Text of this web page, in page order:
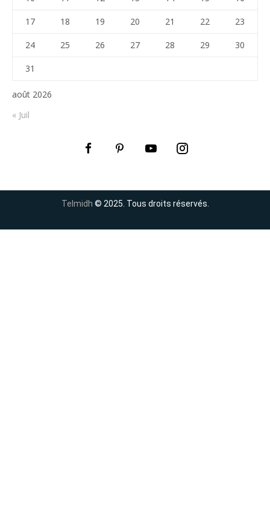
août 2026
17 18 19 20 21 22 23
24 25 26 27 28 29 30
31
« Juil
Telmidh © 2025. Tous droits réservés.